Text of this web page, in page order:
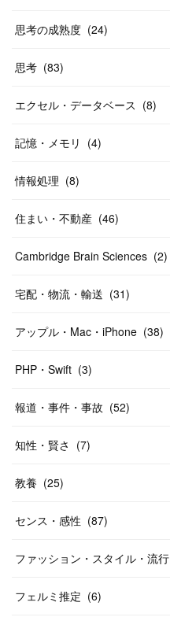
思考の成熟度 (24)
思考 (83)
エクセル・データベース (8)
記憶・メモリ (4)
情報処理 (8)
住まい・不動産 (46)
Cambridge Brain Sciences (2)
宅配・物流・輸送 (31)
アップル・Mac・iPhone (38)
PHP・Swift (3)
報道・事件・事故 (52)
知性・賢さ (7)
教養 (25)
センス・感性 (87)
ファッション・スタイル・流行
フェルミ推定 (6)